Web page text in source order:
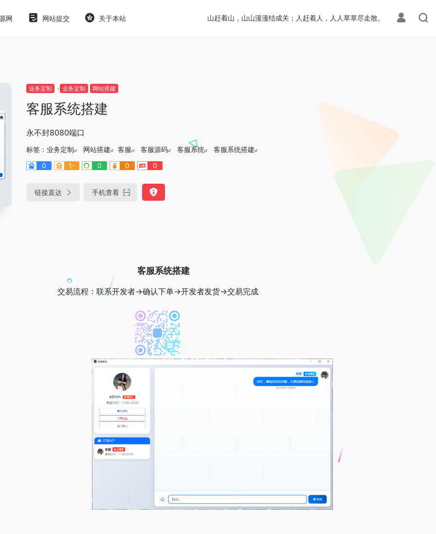
网 网站提交 关于本站 山赶着山，山山漫漫结成关；人赶着人，人人草草尽走散。
业务定制 业务定制 网站搭建
客服系统搭建
永不封8080端口
标签： 业务定制 网站搭建 客服 客服源码 客服系统
客服系统搭建
0
1- 0 0 0
链接直达 手机查看
客服系统搭建
交易流程：联系开发者→确认下单→开发者发货→交易完成